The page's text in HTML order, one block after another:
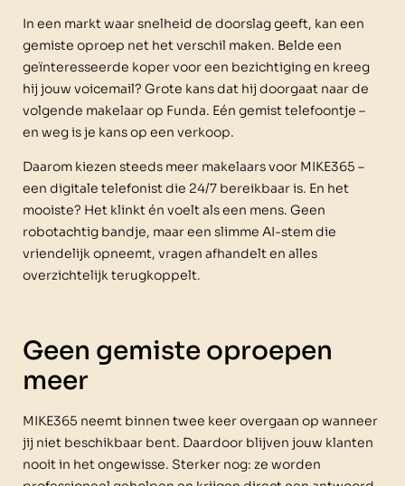
In een markt waar snelheid de doorslag geeft, kan een
gemiste oproep net het verschil maken. Belde een
geïnteresseerde koper voor een bezichtiging en kreeg
hij jouw voicemail? Grote kans dat hij doorgaat naar de
volgende makelaar op Funda. Eén gemist telefoontje –
en weg is je kans op een verkoop.
Daarom kiezen steeds meer makelaars voor MIKE365 –
een digitale telefonist die 24/7 bereikbaar is. En het
mooiste? Het klinkt én voelt als een mens. Geen
robotachtig bandje, maar een slimme AI-stem die
vriendelijk opneemt, vragen afhandelt en alles
overzichtelijk terugkoppelt.
Geen gemiste oproepen
meer
MIKE365 neemt binnen twee keer overgaan op wanneer
jij niet beschikbaar bent. Daardoor blijven jouw klanten
nooit in het ongewisse. Sterker nog: ze worden